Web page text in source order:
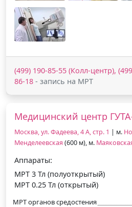
(499) 190-85-55 (Колл-центр),
86-18 - запись на МРТ
Медицинский центр
Москва, ул. Фадеева, 4 А, стр. 1 | м.
Менделеевская (600 м), м.
Аппараты:
МРТ 3 Тл (полуоткрытый)
МРТ 0.25 Тл (открытый)
МРТ органов средостения